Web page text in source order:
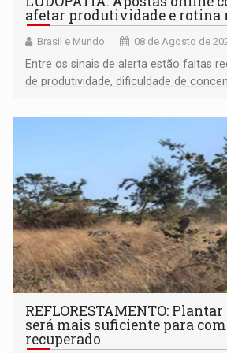
afetar produtividade e rotina
Brasil e Mundo 08 de Agosto de
Entre os sinais de alerta estão faltas
de produtividade, dificuldade de
REFLORESTAMENTO:
será mais suficiente para
recuperado